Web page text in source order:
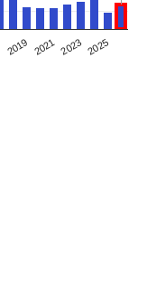
2019 2021 2023 2025